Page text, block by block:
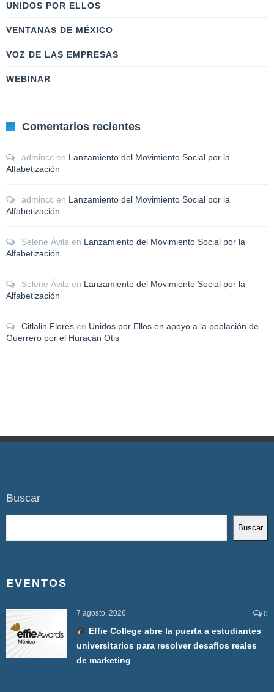
UNIDOS POR ELLOS
VENTANAS DE MÉXICO
VOZ DE LAS EMPRESAS
WEBINAR
Comentarios recientes
admincc en Lanzamiento del Movimiento Social por la
Alfabetización
admincc en Lanzamiento del Movimiento Social por la
Alfabetización
Selene Ávila en Lanzamiento del Movimiento Social por la
Alfabetización
Selene Ávila en Lanzamiento del Movimiento Social por la
Alfabetización
Citlalin Flores en Unidos por Ellos en apoyo a la población de
Guerrero por el Huracán Otis
Buscar
Buscar
EVENTOS
7 agosto, 2026 0
Effie College abre la puerta a estudiantes
universitarios para resolver desafíos reales
de marketing